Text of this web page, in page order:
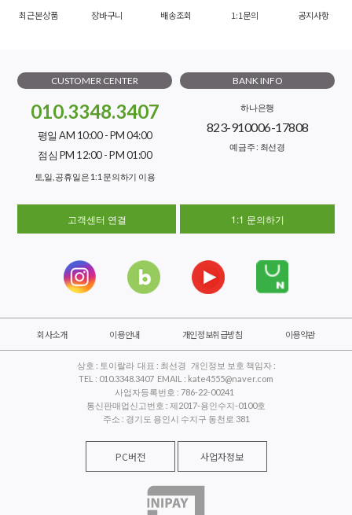
최근본상품 장바구니 배송조회 1:1문의 공지사항
CUSTOMER CENTER
010.3348.3407
평일 AM 10:00 - PM 04:00
점심 PM 12:00 - PM 01:00
토,일, 공휴일은 1:1 문의하기 이용
BANK INFO
하나은행
823-910006-17808
예금주 : 최선경
고객센터 연결 1:1 문의하기
회사소개 이용안내 개인정보취급방침 이용약관
상호 : 토이랄라 대표 : 최선경 개인정보 보호 책임자 :
TEL : 010.3348.3407 EMAIL : kate4555@naver.com
사업자등록번호 : 786-22-00241
통신판매업신고번호 : 제2017-용인수지-0100호
주소 : 경기도 용인시 수지구 동천로 381
PC버전 사업자정보